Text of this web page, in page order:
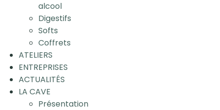
alcool
Digestifs
Softs
Coffrets
ATELIERS
ENTREPRISES
ACTUALITÉS
LA CAVE
Présentation